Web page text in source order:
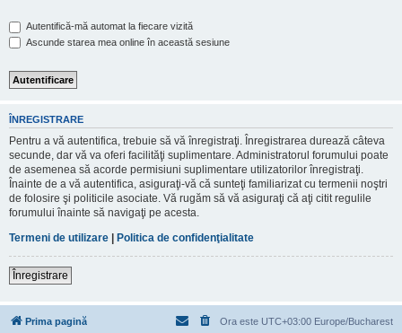
Autentifică-mă automat la fiecare vizită
Ascunde starea mea online în această sesiune
ÎNREGISTRARE
Pentru a vă autentifica, trebuie să vă înregistraţi. Înregistrarea durează câteva
secunde, dar vă va oferi facilităţi suplimentare. Administratorul forumului poate
de asemenea să acorde permisiuni suplimentare utilizatorilor înregistraţi.
Înainte de a vă autentifica, asiguraţi-vă că sunteţi familiarizat cu termenii noştri
de folosire şi politicile asociate. Vă rugăm să vă asiguraţi că aţi citit regulile
forumului înainte să navigaţi pe acesta.
Termeni de utilizare | Politica de confidenţialitate
Înregistrare
Prima pagină Ora este UTC+03:00 Europe/Bucharest